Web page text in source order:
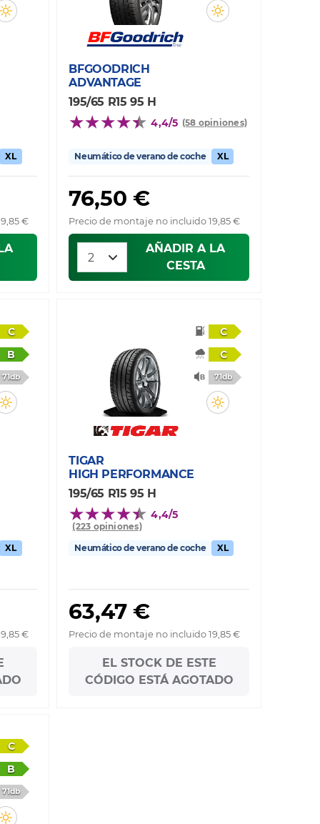
XL
€
BFGOODRICH
ADVANTAGE
195/65 R15 95 H
4,4/5 (58 opiniones)
Neumático de verano de coche XL
76,50 €
Precio de montaje no incluido 19,85 €
AÑADIR A LA
CESTA
C
B
71db
XL
€
C
C
71db
TIGAR
HIGH PERFORMANCE
195/65 R15 95 H
4,4/5
(223 opiniones)
Neumático de verano de coche
XL
63,47 €
Precio de montaje no incluido 19,85 €
EL STOCK DE ESTE
CÓDIGO ESTÁ AGOTADO
C
B
71db